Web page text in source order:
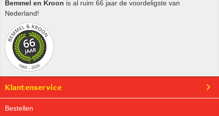
Bemmel en Kroon is al ruim 66 jaar de voordeligste van
Nederland!
Klantenservice
Bestellen